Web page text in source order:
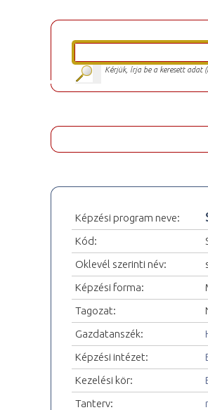
Kérjük, írja be a keresett adat
Képzési program neve:
Kód:
Oklevél szerinti név:
Képzési forma:
Tagozat:
Gazdatanszék:
Képzési intézet:
Kezelési kör:
Tanterv: